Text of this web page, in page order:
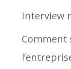
Interview
Comment